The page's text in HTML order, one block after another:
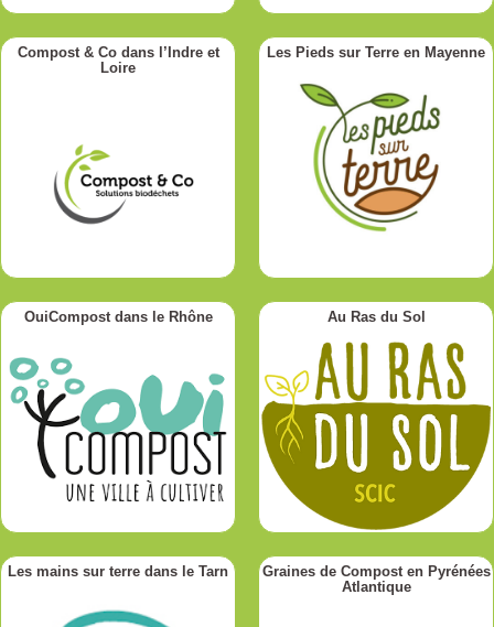
Compost & Co dans l’Indre et
Loire
Les Pieds sur Terre en Mayenne
OuiCompost dans le Rhône Au Ras du Sol
Les mains sur terre dans le Tarn
Graines de Compost en Pyrénées
Atlantique